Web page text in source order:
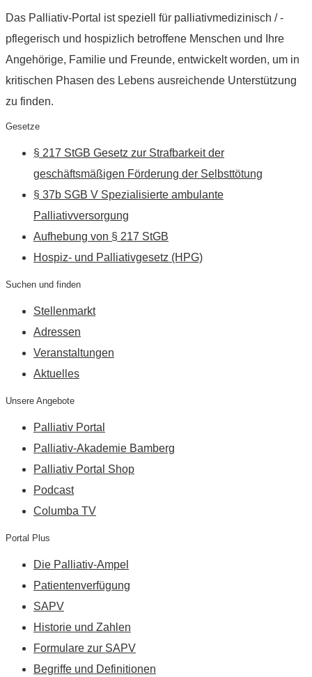
Das Palliativ-Portal ist speziell für palliativmedizinisch / -
pflegerisch und hospizlich betroffene Menschen und Ihre
Angehörige, Familie und Freunde, entwickelt worden, um in
kritischen Phasen des Lebens ausreichende Unterstützung
zu finden.
Gesetze
§ 217 StGB Gesetz zur Strafbarkeit der
geschäftsmäßigen Förderung der Selbsttötung
§ 37b SGB V Spezialisierte ambulante
Palliativversorgung
Aufhebung von § 217 StGB
Hospiz- und Palliativgesetz (HPG)
Suchen und finden
Stellenmarkt
Adressen
Veranstaltungen
Aktuelles
Unsere Angebote
Palliativ Portal
Palliativ-Akademie Bamberg
Palliativ Portal Shop
Podcast
Columba TV
Portal Plus
Die Palliativ-Ampel
Patientenverfügung
SAPV
Historie und Zahlen
Formulare zur SAPV
Begriffe und Definitionen